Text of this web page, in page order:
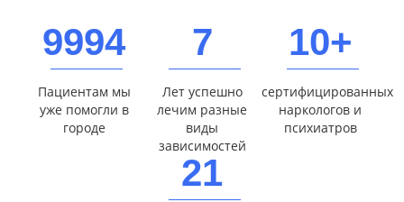
9994
Пациентам мы
уже помогли в
городе
7
Лет успешно
лечим разные
виды
зависимостей
10+
сертифицированных
наркологов и
психиатров
21